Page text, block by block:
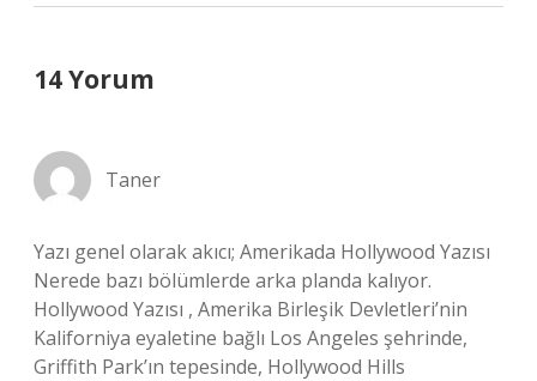
14 Yorum
Taner
Yazı genel olarak akıcı; Amerikada Hollywood Yazısı
Nerede bazı bölümlerde arka planda kalıyor.
Hollywood Yazısı , Amerika Birleşik Devletleri’nin
Kaliforniya eyaletine bağlı Los Angeles şehrinde,
Griffith Park’ın tepesinde, Hollywood Hills